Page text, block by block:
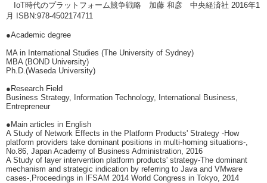
IoT時代のプラットフォーム競争戦略 加藤 和彦 中央経済社 2016年1
月 ISBN:978-4502174711
●Academic degree
MA in International Studies (The University of Sydney)
MBA (BOND University)
Ph.D.(Waseda University)
●Research Field
Business Strategy, Information Technology, International Business,
Entrepreneur
●Main articles in English
A Study of Network Effects in the Platform Products' Strategy -How
platform providers take dominant positions in multi-homing situations-,
No.86, Japan Academy of Business Administration, 2016
A Study of layer intervention platform products' strategy-The dominant
mechanism and strategic indication by referring to Java and VMware
cases-,Proceedings in IFSAM 2014 World Congress in Tokyo, 2014